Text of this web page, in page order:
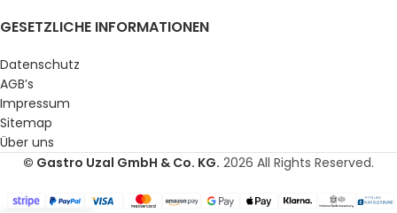
GESETZLICHE INFORMATIONEN
Datenschutz
AGB’s
Impressum
Sitemap
Über uns
© Gastro Uzal GmbH & Co. KG. 2026 All Rights Reserved.